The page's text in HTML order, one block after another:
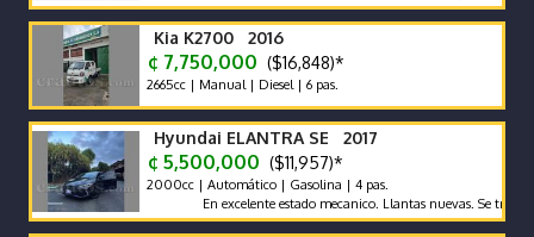
Kia K2700 2016
¢ 7,750,000 ($16,848)*
2665cc | Manual | Diesel | 6 pas.
Hyundai ELANTRA SE 2017
¢ 5,500,000 ($11,957)*
2000cc | Automático | Gasolina | 4 pas.
En excelente estado mecanico. Llantas nuevas. Se traspasa